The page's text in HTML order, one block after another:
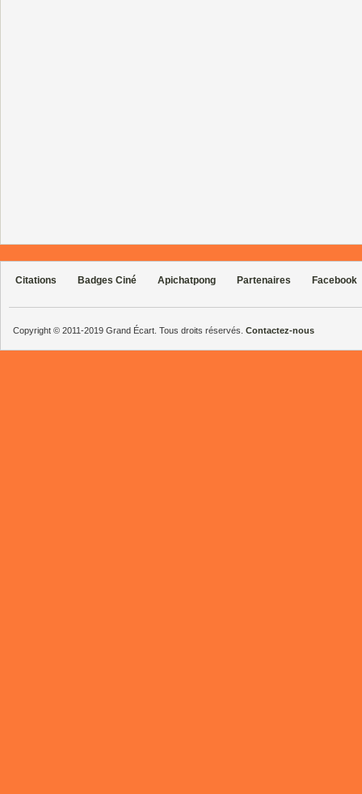
Citations Badges Ciné Apichatpong Partenaires Facebook
Copyright © 2011-2019 Grand Écart. Tous droits réservés. Contactez-nous